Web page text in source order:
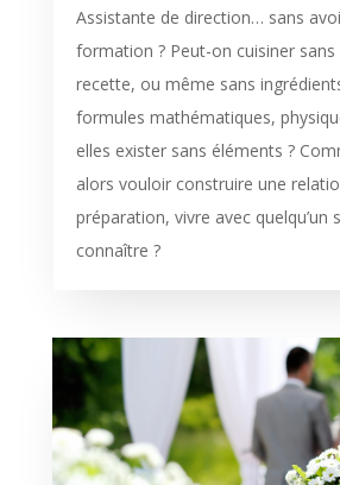
Assistante de direction… sans
formation ? Peut-on cuisiner sans
recette, ou même sans
formules mathématiques,
elles exister sans éléments ?
alors vouloir construire une
préparation, vivre avec quelqu’un
connaître ?